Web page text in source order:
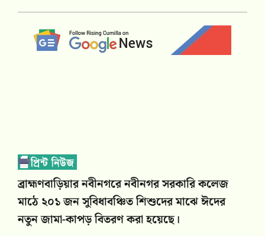
ব্রাহ্মণবাড়িয়ার নবীনগরে নবীনগর সরকারি কলেজ
মাঠে ২০১ জন সুবিধাবঞ্চিত শিশুদের মাঝে ঈদের
নতুন জামা-কাপড় বিতরণ করা হয়েছে।